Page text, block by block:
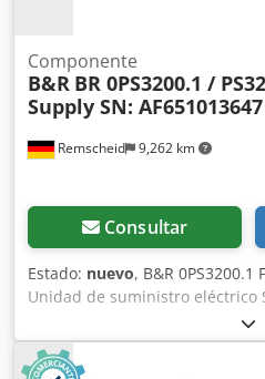
Remscheid 9,262 km
Componente
B&R BR 0PS3200.1 /
Supply SN:
Consultar
Estado: nuevo, B&R
Unidad de suministro eléctrico
/ 24VDC / 20A, sin uso en su
film aún está sellado), 100%
fotos. Credpjy Npwqsfx Ad Sef